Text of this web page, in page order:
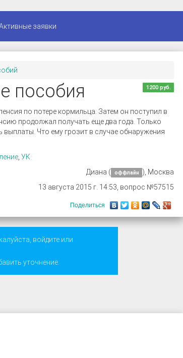
заявки
пособия 1200 руб.
по потере кормильца. Затем он поступил в
продолжал получать еще два года. Только
выплаты. Что ему грозит в случае обнаружения
УК
Диана (
оффлайн
), Москва
13 августа 2015 г. 14:53, вопрос №57515
Поделиться
войдитеили
уточнение.